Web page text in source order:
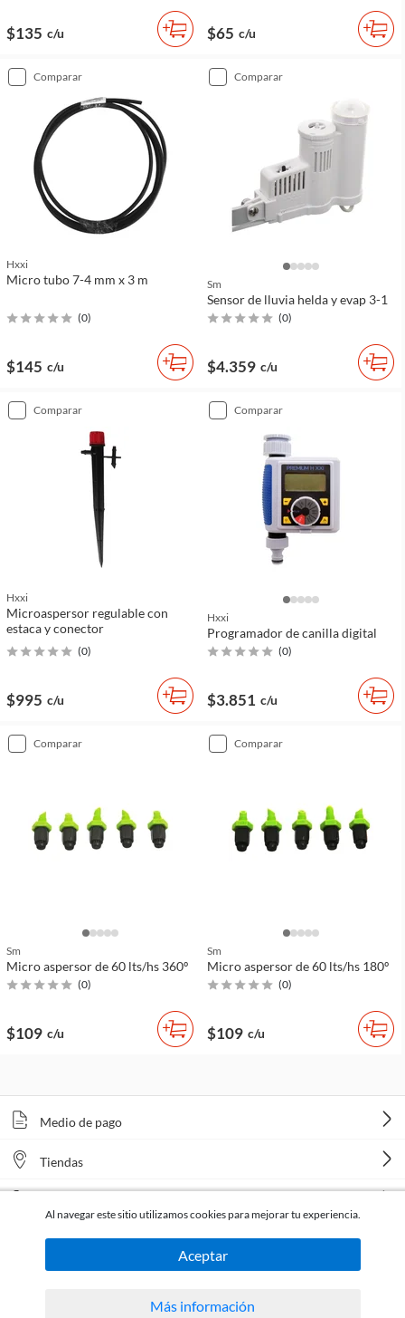
$135 c/u $65 c/u
comparar
Hxxi
Micro tubo 7-4 mm x 3 m
(0)
$145 c/u
comparar
Sm
Sensor de lluvia helda y evap 3-1
(0)
$4.359 c/u
comparar
Hxxi
Microaspersor regulable con
estaca y conector
(0)
$995 c/u
comparar
Hxxi
Programador de canilla digital
(0)
$3.851 c/u
comparar
Sm
Micro aspersor de 60 lts/hs 360º
(0)
$109 c/u
comparar
Sm
Micro aspersor de 60 lts/hs 180º
(0)
$109 c/u
Medio de pago
Tiendas
Todos los derechos reservados Homecenter Sodimac S.A. | R.U.T. 216996650015.
Al navegar este sitio utilizamos cookies para mejorar tu experiencia.
Aceptar
Más información